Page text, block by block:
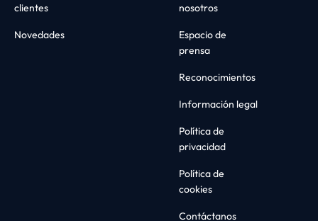
clientes
Novedades
nosotros
Espacio de
prensa
Reconocimientos
Información legal
Política de
privacidad
Política de
cookies
Contáctanos